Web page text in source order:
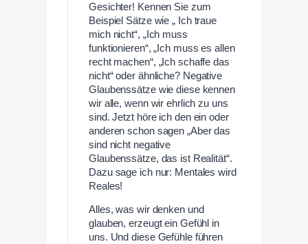
Gesichter! Kennen Sie zum
Beispiel Sätze wie „ Ich traue
mich nicht“, „Ich muss
funktionieren“, „Ich muss es allen
recht machen“, „Ich schaffe das
nicht“ oder ähnliche? Negative
Glaubenssätze wie diese kennen
wir alle, wenn wir ehrlich zu uns
sind. Jetzt höre ich den ein oder
anderen schon sagen „Aber das
sind nicht negative
Glaubenssätze, das ist Realität“.
Dazu sage ich nur: Mentales wird
Reales!
Alles, was wir denken und
glauben, erzeugt ein Gefühl in
uns. Und diese Gefühle führen